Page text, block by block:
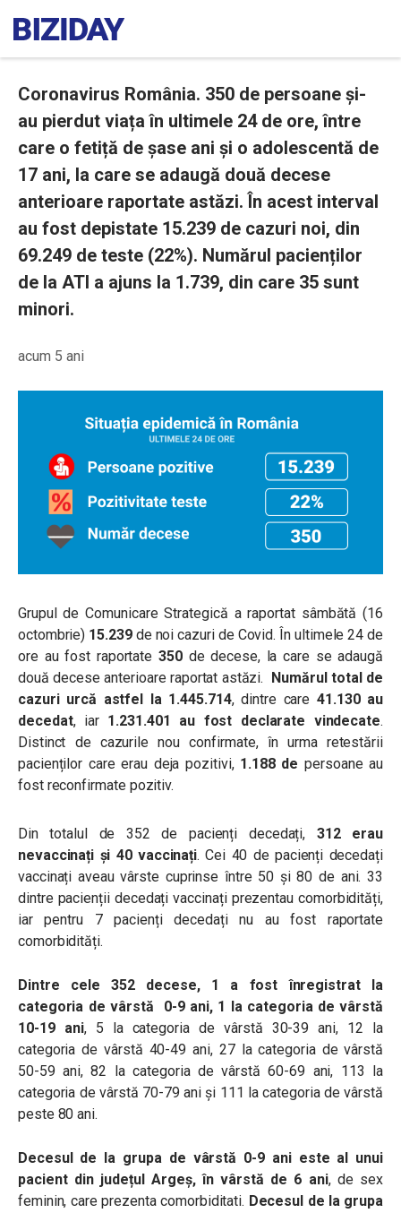
Coronavirus România. 350 de persoane și-
au pierdut viața în ultimele 24 de ore, între
care o fetiță de șase ani și o adolescentă de
17 ani, la care se adaugă două decese
anterioare raportate astăzi. În acest interval
au fost depistate 15.239 de cazuri noi, din
69.249 de teste (22%). Numărul pacienților
de la ATI a ajuns la 1.739, din care 35 sunt
minori.
acum 5 ani
Grupul de Comunicare Strategică a raportat sâmbătă (16
octombrie) 15.239 de noi cazuri de Covid. În ultimele 24 de
ore au fost raportate 350 de decese, la care se adaugă
două decese anterioare raportat astăzi. Numărul total de
cazuri urcă astfel la 1.445.714, dintre care 41.130 au
decedat, iar 1.231.401 au fost declarate vindecate.
Distinct de cazurile nou confirmate, în urma retestării
pacienților care erau deja pozitivi, 1.188 de persoane au
fost reconfirmate pozitiv.
Din totalul de 352 de pacienți decedați, 312 erau
nevaccinați și 40 vaccinați. Cei 40 de pacienți decedați
vaccinați aveau vârste cuprinse între 50 și 80 de ani. 33
dintre pacienții decedați vaccinați prezentau comorbidități,
iar pentru 7 pacienți decedați nu au fost raportate
comorbidități.
Dintre cele 352 decese, 1 a fost înregistrat la
categoria de vârstă 0-9 ani, 1 la categoria de vârstă
10-19 ani, 5 la categoria de vârstă 30-39 ani, 12 la
categoria de vârstă 40-49 ani, 27 la categoria de vârstă
50-59 ani, 82 la categoria de vârstă 60-69 ani, 113 la
categoria de vârstă 70-79 ani și 111 la categoria de vârstă
peste 80 ani.
Decesul de la grupa de vârstă 0-9 ani este al unui
pacient din județul Argeș, în vârstă de 6 ani, de sex
feminin, care prezenta comorbiditati. Decesul de la grupa